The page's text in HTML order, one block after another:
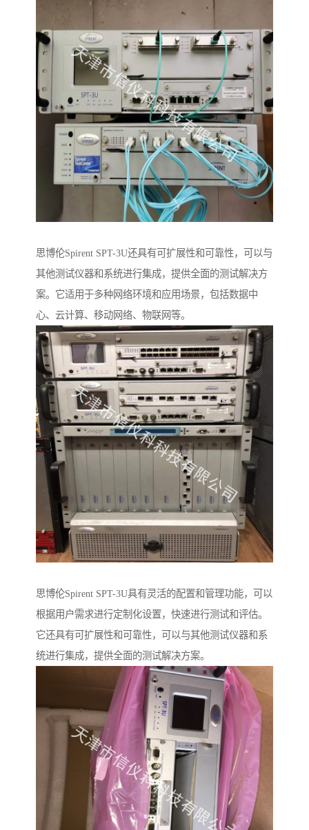
思博伦Spirent SPT-3U还具有可扩展性和可靠性，可以与
其他测试仪器和系统进行集成，提供全面的测试解决方
案。它适用于多种网络环境和应用场景，包括数据中
心、云计算、移动网络、物联网等。
思博伦Spirent SPT-3U具有灵活的配置和管理功能，可以
根据用户需求进行定制化设置，快速进行测试和评估。
它还具有可扩展性和可靠性，可以与其他测试仪器和系
统进行集成，提供全面的测试解决方案。